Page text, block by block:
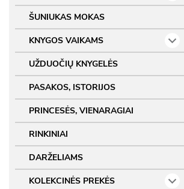
ŠUNIUKAS MOKAS
KNYGOS VAIKAMS
UŽDUOČIŲ KNYGELĖS
PASAKOS, ISTORIJOS
PRINCESĖS, VIENARAGIAI
RINKINIAI
DARŽELIAMS
KOLEKCINĖS PREKĖS